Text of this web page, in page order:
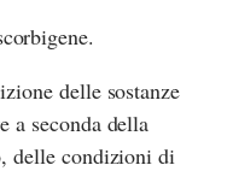
delle sostanze
a seconda della
delle condizioni di